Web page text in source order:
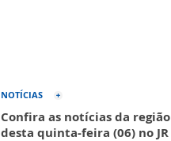
NOTÍCIAS
Confira as notícias da região
desta quinta-feira (06) no JR